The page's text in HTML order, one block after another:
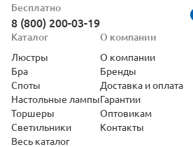
Бесплатно
8 (800) 200-03-19
Каталог
Люстры
Бра
Споты
Настольные лампы
Торшеры
Светильники
Весь каталог
О компании
О компании
Бренды
Доставка и оплата
Гарантии
Оптовикам
Контакты